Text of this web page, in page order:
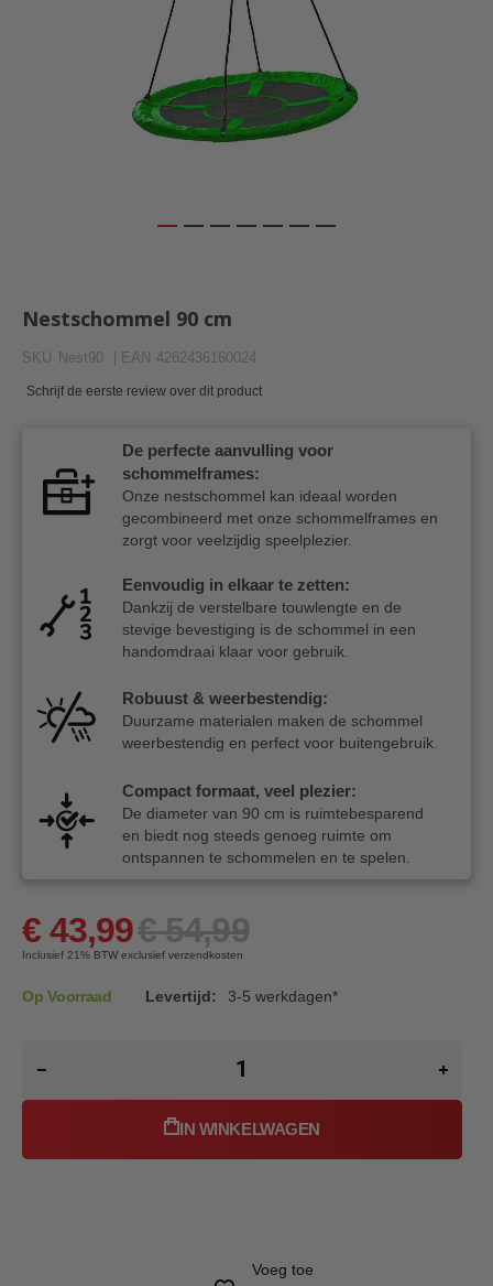
begin
de
afbeeldingen-
Nestschommel 90 cm
SKU Nest90 | EAN 4262436160024
Schrijf de eerste review over dit product
De perfecte aanvulling voor
schommelframes:
Onze nestschommel kan ideaal worden
gecombineerd met onze schommelframes en
zorgt voor veelzijdig speelplezier.
Eenvoudig in elkaar te zetten:
Dankzij de verstelbare touwlengte en de
stevige bevestiging is de schommel in een
handomdraai klaar voor gebruik.
Robuust & weerbestendig:
Duurzame materialen maken de schommel
weerbestendig en perfect voor buitengebruik.
Compact formaat, veel plezier:
De diameter van 90 cm is ruimtebesparend
en biedt nog steeds genoeg ruimte om
ontspannen te schommelen en te spelen.
€ 43,99€ 54,99
Inclusief 21% BTW exclusief verzendkosten
Op Voorraad Levertijd: 3-5 werkdagen*
IN WINKELWAGEN
Voeg toe